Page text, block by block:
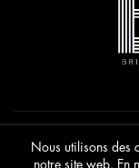
Nous utilisons des
notre site web. En